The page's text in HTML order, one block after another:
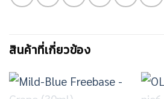
สินค้าที่เกี่ยวข้อง